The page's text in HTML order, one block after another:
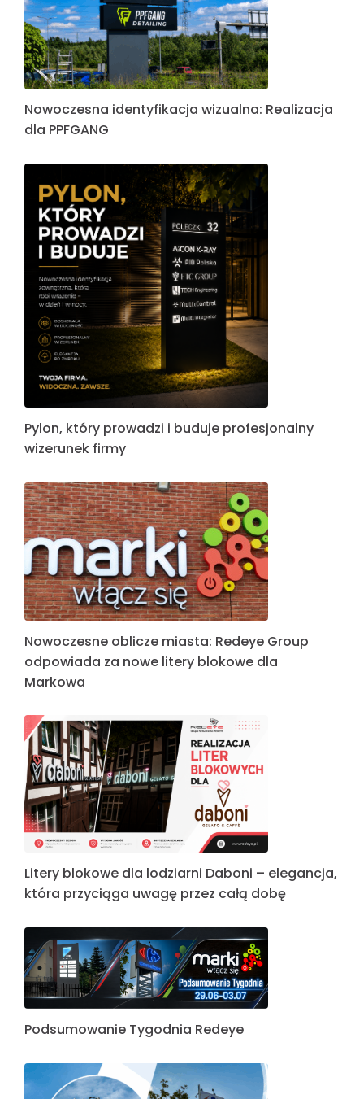
Nowoczesna identyfikacja wizualna: Realizacja
dla PPFGANG
Pylon, który prowadzi i buduje profesjonalny
wizerunek firmy
Nowoczesne oblicze miasta: Redeye Group
odpowiada za nowe litery blokowe dla
Markowa
Litery blokowe dla lodziarni Daboni – elegancja,
która przyciąga uwagę przez całą dobę
Podsumowanie Tygodnia Redeye